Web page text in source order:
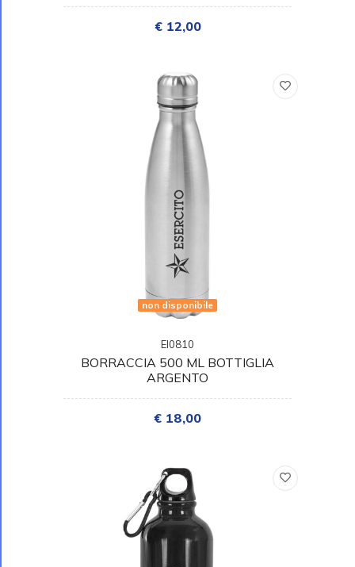
€ 12,00
non disponibile
EI0810
BORRACCIA 500 ML BOTTIGLIA
ARGENTO
€ 18,00